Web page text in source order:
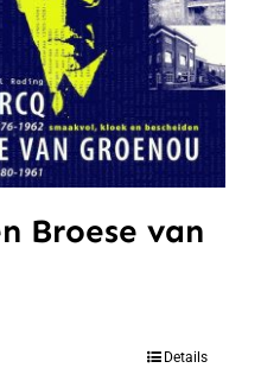
Broese van
Details